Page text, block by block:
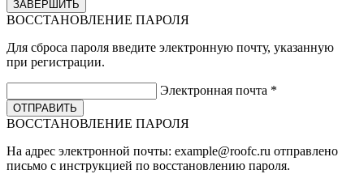
ВОССТАНОВЛЕНИЕ ПАРОЛЯ
Для сброса пароля введите электронную почту, указанную
при регистрации.
Электронная почта *
ВОССТАНОВЛЕНИЕ ПАРОЛЯ
На адрес электронной почты: example@roofc.ru отправлено
письмо с инструкцией по восстановлению пароля.